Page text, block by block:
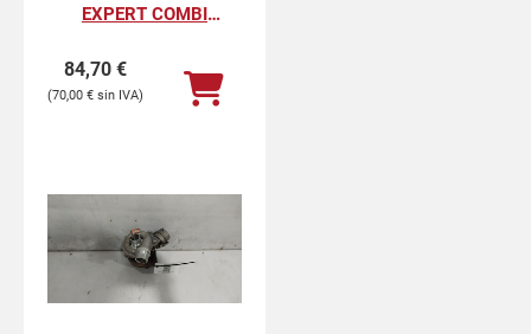
EXPERT COMBI
PLAZAS)
84,70 €
70,00 €